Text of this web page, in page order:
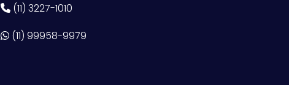
(11) 3227-1010
(11) 99958-9979